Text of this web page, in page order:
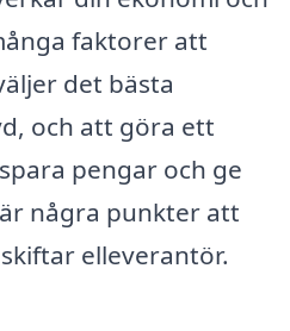
faktorer att
det bästa
och att göra ett
pengar och ge
några punkter att
elleverantör.